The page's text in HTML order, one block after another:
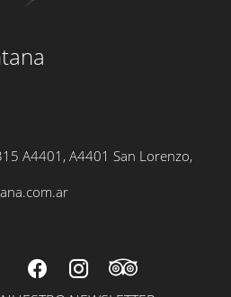
A4401, A4401 San Lorenzo,